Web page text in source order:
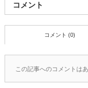
コメント
コメント (0)
この記事へのコメントはあ